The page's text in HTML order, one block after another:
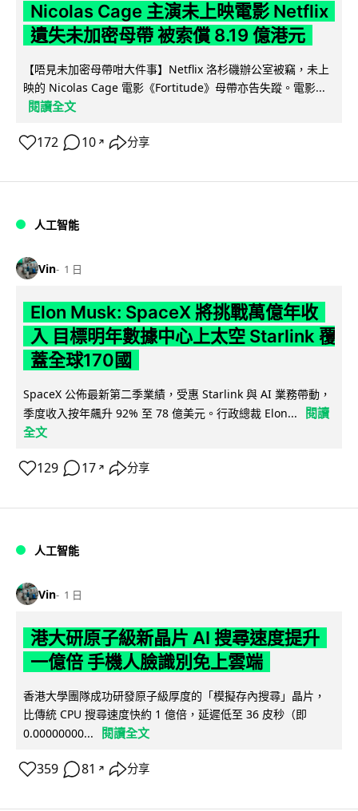
Nicolas Cage 主演未上映電影 Netflix
遺失未加密母帶 被索償 8.19 億港元
【唔見未加密母帶咁大件事】Netflix 洛杉磯辦公室被竊，未上
映的 Nicolas Cage 電影《Fortitude》母帶亦告失蹤。電影...
閱讀全文
172 10 ↗ 分享
人工智能
Vin 1 日
Elon Musk: SpaceX 將挑戰萬億年收
入 目標明年數據中心上太空 Starlink 覆
蓋全球170國
SpaceX 公佈最新第二季業績，受惠 Starlink 與 AI 業務帶動，
季度收入按年飆升 92% 至 78 億美元。行政總裁 Elon...
閱讀
全文
129 17 ↗ 分享
人工智能
Vin 1 日
港大研原子級新晶片 AI 搜尋速度提升
一億倍 手機人臉識別免上雲端
香港大學團隊成功研發原子級厚度的「模擬存內搜尋」晶片，
比傳統 CPU 搜尋速度快約 1 億倍，延遲低至 36 皮秒（即
0.00000000...
閱讀全文
359 81 ↗ 分享